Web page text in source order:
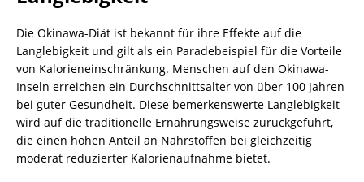
Die Okinawa-Diät ist bekannt für ihre Effekte auf die
Langlebigkeit und gilt als ein Paradebeispiel für die Vorteile
von Kalorieneinschränkung. Menschen auf den Okinawa-
Inseln erreichen ein Durchschnittsalter von über 100 Jahren
bei guter Gesundheit. Diese bemerkenswerte Langlebigkeit
wird auf die traditionelle Ernährungsweise zurückgeführt,
die einen hohen Anteil an Nährstoffen bei gleichzeitig
moderat reduzierter Kalorienaufnahme bietet.